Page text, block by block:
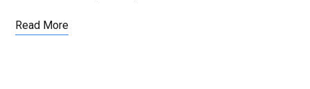
Read More